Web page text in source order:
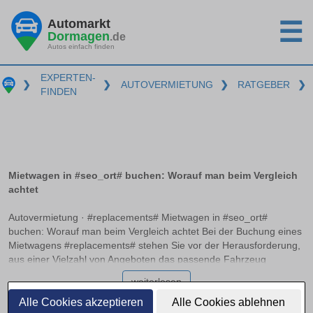
Alle Cookies akzeptieren Alle Cookies ablehnen
Automarkt
Dormagen.de
Autos einfach finden ☰
❯
EXPERTEN-
FINDEN
❯ AUTOVERMIETUNG ❯ RATGEBER ❯
Mietwagen in #seo_ort# buchen: Worauf man beim Vergleich
achtet
Autovermietung · #replacements# Mietwagen in #seo_ort#
buchen: Worauf man beim Vergleich achtet Bei der Buchung eines
Mietwagens #replacements# stehen Sie vor der Herausforderung,
aus einer Vielzahl von Angeboten das passende Fahrzeug
auszuwählen. Neben unterschiedlichen Preisen und
Fahrzeugmodellen gibt es zahlreiche Aspekte wie die
Vollkaskoversicherung ohne Selbstbeteiligung und mögliche
weiterlesen